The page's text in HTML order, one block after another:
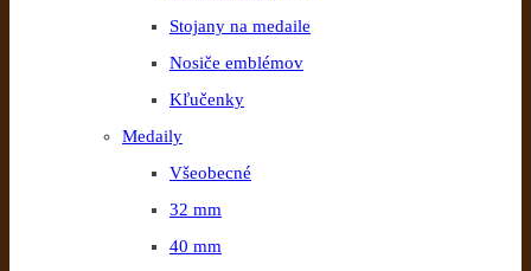
Stojany na medaile
Nosiče emblémov
Kľučenky
Medaily
Všeobecné
32 mm
40 mm